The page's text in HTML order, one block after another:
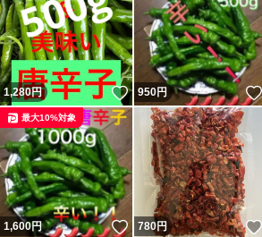
1,280円 いいね！
950円
1,600円 いいね！
最大10%対象
780円